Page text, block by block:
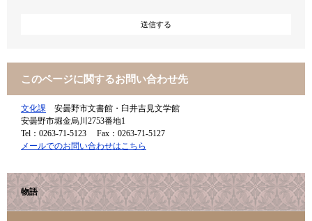
このページに関するお問い合わせ先
文化課
安曇野市文書館・臼井吉見文学館
安曇野市堀金烏川2753番地1
Tel：0263-71-5123
Fax：0263-71-5127
メールでのお問い合わせはこちら
物語